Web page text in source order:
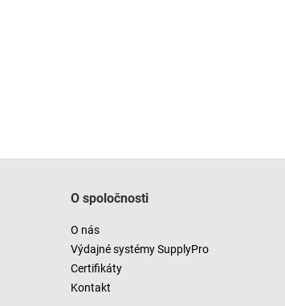
O spoločnosti
O nás
Výdajné systémy SupplyPro
Certifikáty
Kontakt